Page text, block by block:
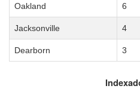
Oakland 6
Jacksonville 4
Dearborn 3